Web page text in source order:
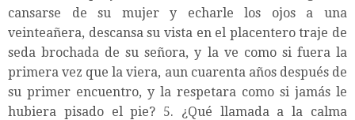
cansarse de su mujer y echarle los ojos a una
veinteañera, descansa su vista en el placentero traje de
seda brochada de su señora, y la ve como si fuera la
primera vez que la viera, aun cuarenta años después de
su primer encuentro, y la respetara como si jamás le
hubiera pisado el pie? 5. ¿Qué llamada a la calma